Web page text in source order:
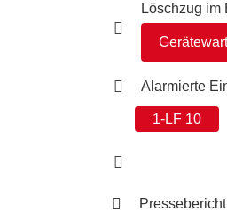
Löschzug im
Alarmierte
1-LF 10